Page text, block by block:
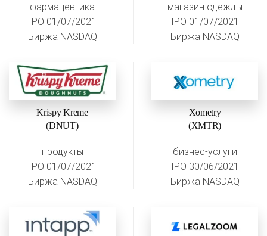
фармацевтика
IPO 01/07/2021
Биржа NASDAQ
магазин одежды
IPO 01/07/2021
Биржа NASDAQ
Krispy Kreme
(DNUT)
продукты
IPO 01/07/2021
Биржа NASDAQ
Xometry
(XMTR)
бизнес-услуги
IPO 30/06/2021
Биржа NASDAQ